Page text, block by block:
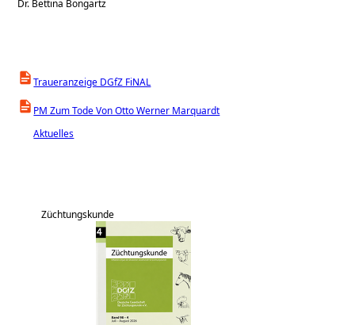
Dr. Bettina Bongartz
Traueranzeige DGfZ FiNAL
PM Zum Tode Von Otto Werner Marquardt
Aktuelles
Züchtungskunde